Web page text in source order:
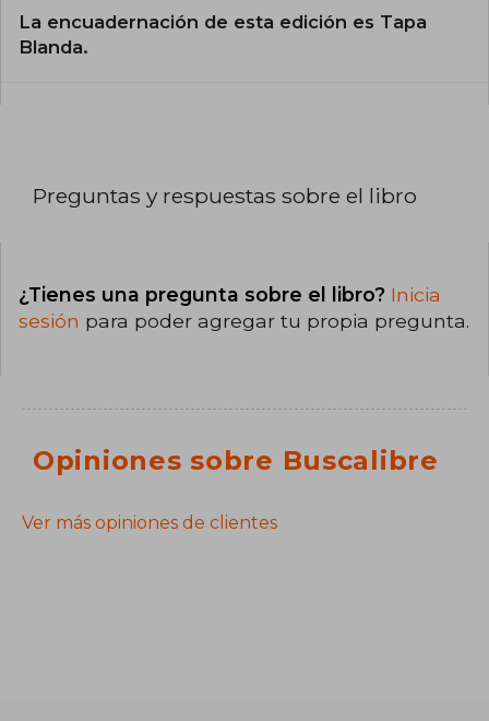
La encuadernación de esta edición es Tapa
Blanda.
Preguntas y respuestas sobre el libro
¿Tienes una pregunta sobre el libro? Inicia
sesión para poder agregar tu propia pregunta.
Opiniones sobre Buscalibre
Ver más opiniones de clientes